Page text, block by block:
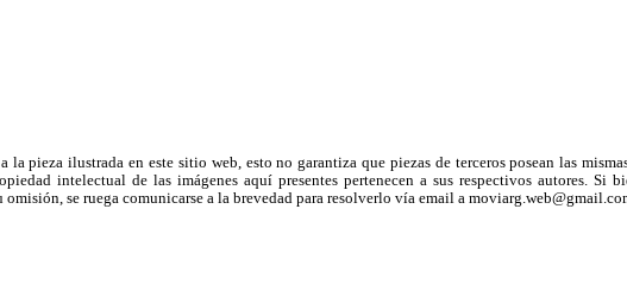
pieza ilustrada en este sitio web, esto no garantiza que piezas de terceros posean las
intelectual de las imágenes aquí presentes pertenecen a sus respectivos autores.
se ruega comunicarse a la brevedad para resolverlo vía email a